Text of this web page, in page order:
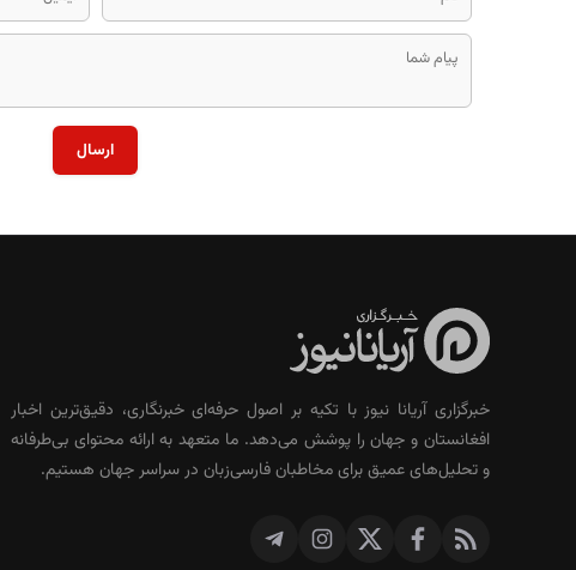
ارسال
خبرگزاری آریانا نیوز با تکیه بر اصول حرفه‌ای خبرنگاری، دقیق‌ترین اخبار
افغانستان و جهان را پوشش می‌دهد. ما متعهد به ارائه محتوای بی‌طرفانه
و تحلیل‌های عمیق برای مخاطبان فارسی‌زبان در سراسر جهان هستیم.